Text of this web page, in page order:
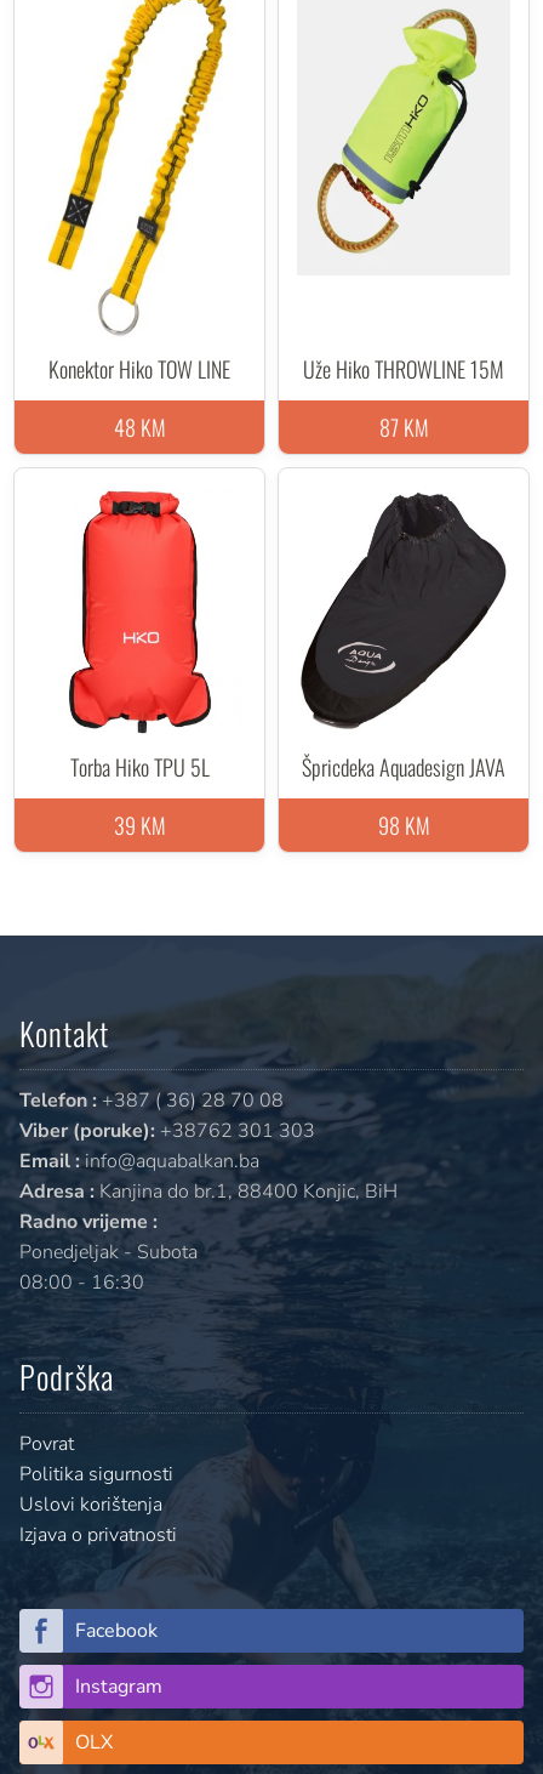
Konektor Hiko TOW LINE
48 KM
Uže Hiko THROWLINE 15M
87 KM
Torba Hiko TPU 5L
39 KM
Špricdeka Aquadesign JAVA
98 KM
Kontakt
Telefon : +387 ( 36) 28 70 08
Viber (poruke): +38762 301 303
Email :info@aquabalkan.ba
Adresa : Kanjina do br.1, 88400 Konjic, BiH
Radno vrijeme :
Ponedjeljak - Subota
08:00 - 16:30
Podrška
Povrat
Politika sigurnosti
Uslovi korištenja
Izjava o privatnosti
Facebook
Instagram
OLX